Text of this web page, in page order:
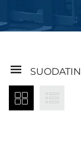
SUODATIN